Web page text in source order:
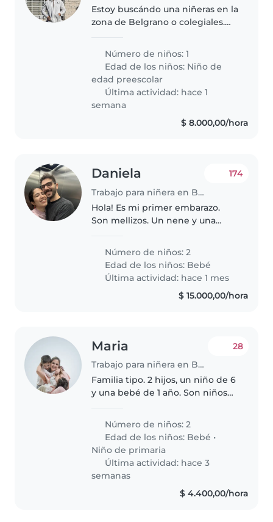
Estoy buscándo una niñeras en la
zona de Belgrano o colegiales.
que la nena siga aprendiendo
mientras en el rato que la estén
cuidando. Sobre todo con..
Número de niños: 1
Edad de los niños: Niño de
edad preescolar
Última actividad: hace 1
semana
$ 8.000,00/hora
Daniela
Trabajo para niñera en Buenos Aires
174
Hola! Es mi primer embarazo.
Son mellizos. Un nene y una
y yo (32 años) trabajamos de
lunes a viernes de 9 a 18hs. Yo..
Número de niños: 2
Edad de los niños: Bebé
Última actividad: hace 1 mes
$ 15.000,00/hora
Maria
Trabajo para niñera en Buenos Aires
28
Familia tipo. 2 hijos, un niño de 6
y una bebé de 1 año. Son niños
Número de niños: 2
Edad de los niños: Bebé •
Niño de primaria
Última actividad: hace 3
semanas
$ 4.400,00/hora